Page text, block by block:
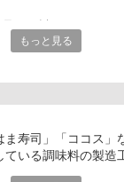
して決定します。
好きな方にぴったり
環境◎
・割引制度など
もっと見る
ま寿司」「ココス」
ている調味料の製造